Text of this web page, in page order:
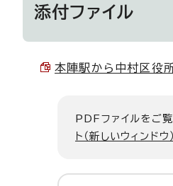
添付ファイル
本陣駅から中村区役
PDFファイルをご
ト（新しいウィンドウ